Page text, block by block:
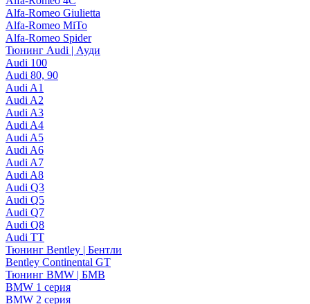
Alfa-Romeo Giulietta
Alfa-Romeo MiTo
Alfa-Romeo Spider
Тюнинг Audi | Ауди
Audi 100
Audi 80, 90
Audi A1
Audi A2
Audi A3
Audi A4
Audi A5
Audi A6
Audi A7
Audi A8
Audi Q3
Audi Q5
Audi Q7
Audi Q8
Audi TT
Тюнинг Bentley | Бентли
Bentley Continental GT
Тюнинг BMW | БМВ
BMW 1 серия
BMW 2 серия